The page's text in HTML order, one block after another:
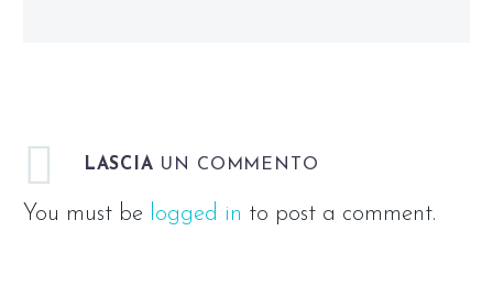
LASCIA UN COMMENTO
You must be logged in to post a comment.